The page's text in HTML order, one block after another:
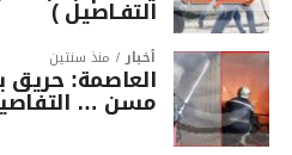
التفـاصيل )
أخبار منذ سنتين
العاصمة:
مسن …